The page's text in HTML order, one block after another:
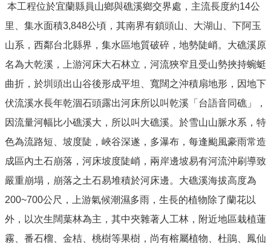
本工程位於宜蘭縣員山鄉與礁溪鄉交界處，主流長度約14公
里、集水面積3,848公頃，其南界有鎖頭山、大湖山、下阿玉
山系，西鄰台北縣界，集水區地質破碎，地勢陡峭。大礁溪原
名為大乾溪，上游河床大石林立，河流狹窄且受山勢挾持蜿蜓
曲折，於圳頭出山谷後形成平坦、寬闊之沖積扇地形，因地下
伏流溪水長年乾涸石頭露出河床所以叫乾溪「台語音同礁」，
因流量河幅比小礁溪大，所以叫大礁溪。於雪山山脈水系，特
色為流路短、坡度陡，峽谷深遂，多瀑布，每逢颱風豪雨常造
成區內土石崩落，河床坡度陡峭，兩岸邊坡易有河流沖刷導致
嚴重崩塌，崩落之土石易堆積於河床邊。大礁溪海拔高度為
200~700公尺，上游氣候潮濕多雨，生長的植物除了蘭花以
外，以次生闊葉林為主，其中夾雜著人工林，附近地區栽植蓮
霧、番石榴、金桔、桃樹等果樹，尚有榕屬植物、杜鵑、鳳仙